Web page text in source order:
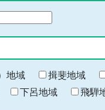
地域 揖斐地域
下呂地域 飛騨